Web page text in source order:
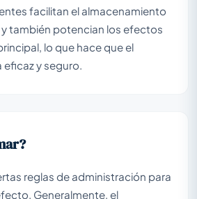
facilitan el almacenamiento
y también potencian los efectos
lo que hace que el
y seguro.
reglas de administración para
Generalmente, el